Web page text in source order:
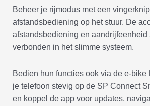
Beheer je rijmodus met een
afstandsbediening op het stuur. De
afstandsbediening en aandrijfeenheid
verbonden in het slimme systeem.
Bedien hun functies ook via de e-bike
je telefoon stevig op de SP Connect
en koppel de app voor updates,